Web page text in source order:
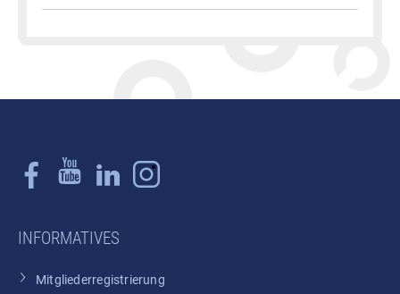
INFORMATIVES
Mitgliederregistrierung